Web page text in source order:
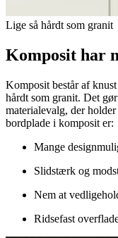
Lige så hårdt som granit
Komposit har
Komposit består af
hårdt som granit. Det
materialevalg, der
bordplade i komposit er:
Mange
Slidstærk og
Nem at
Ridsefast